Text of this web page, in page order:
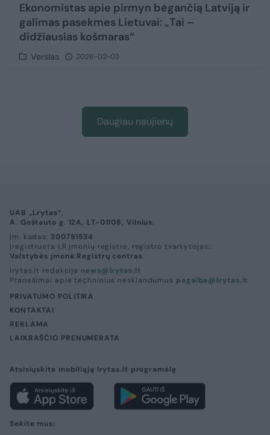
Ekonomistas apie pirmyn bėgančią Latviją ir
galimas pasekmes Lietuvai: „Tai –
didžiausias košmaras“
Verslas 2026-02-03
Daugiau naujienų
UAB „Lrytas“,
A. Goštauto g. 12A, LT-01108, Vilnius.
Įm. kodas: 300781534
Įregistruota LR įmonių registre, registro tvarkytojas:
Valstybės įmonė Registrų centras
lrytas.lt redakcija news@lrytas.lt
Pranešimai apie techninius nesklandumus pagalba@lrytas.lt
PRIVATUMO POLITIKA
KONTAKTAI
REKLAMA
LAIKRAŠČIO PRENUMERATA
Atsisiųskite mobiliąją lrytas.lt programėlę
Sekite mus: